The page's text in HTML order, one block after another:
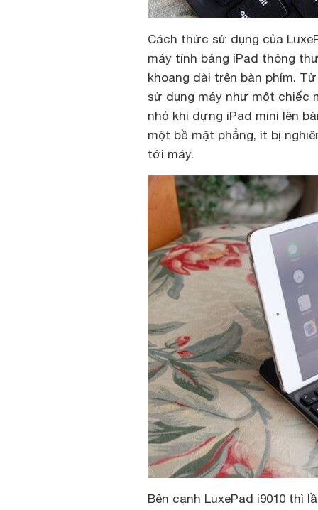
Cách thức sử dụng của
máy tính bảng iPad thông
khoang dài trên bàn phím.
sử dụng máy như một chiếc
nhỏ khi dựng iPad mini lên
một bề mặt phẳng, ít bị
tới máy.
Bên cạnh LuxePad i9010 thì